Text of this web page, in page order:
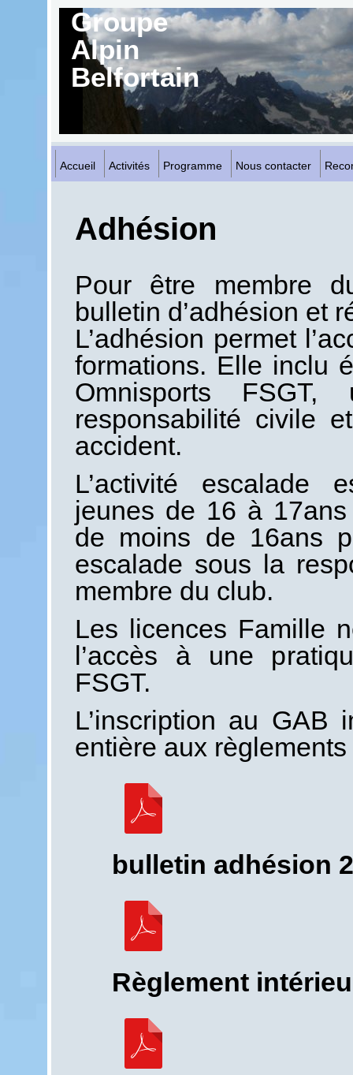
Groupe
Alpin
Belfortain
Accueil Activités Programme Nous contacter
Adhésion
Pour être membre
bulletin d’adhésion et
L’adhésion permet
formations. Elle inclu
Omnisports FSGT,
responsabilité civile
accident.
L’activité escalade
jeunes de 16 à
de moins de 16ans
escalade sous la
membre du club.
Les licences Famille
l’accès à une
FSGT.
L’inscription au GAB
entière aux
bulletin adhésion
Règlement